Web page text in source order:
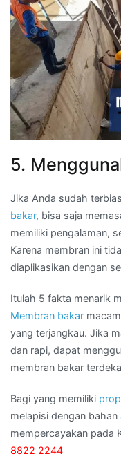
5.
Jika Anda sudah
bakar, bisa saja
memiliki pengalaman,
Karena membran ini
diaplikasikan dengan
Itulah 5 fakta menarik
Membran bakar
yang terjangkau. Jika
dan rapi, dapat
membran bakar
Bagi yang memiliki
melapisi dengan bahan
mempercayakan pada
8822 2244